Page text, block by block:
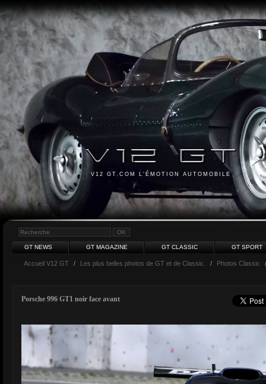
V12 GT.COM L'ÉMOTION AUTOMOBILE
GT NEWS GT MAGAZINE GT CLASSIC GT SPORT
Accueil V12 GT / Les plus belles photos de GT et de Classic. / Photos Classic
Porsche 996 GT1 noir face avant